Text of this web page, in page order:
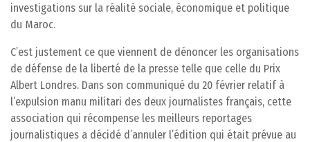
investigations sur la réalité sociale, économique et politique
du Maroc.
C’est justement ce que viennent de dénoncer les organisations
de défense de la liberté de la presse telle que celle du Prix
Albert Londres. Dans son communiqué du 20 février relatif à
l’expulsion manu militari des deux journalistes français, cette
association qui récompense les meilleurs reportages
journalistiques a décidé d’annuler l’édition qui était prévue au